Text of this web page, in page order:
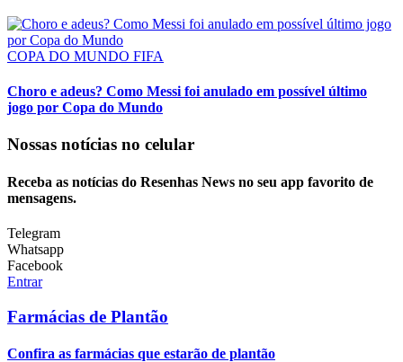
COPA DO MUNDO FIFA
Choro e adeus? Como Messi foi anulado em possível último
jogo por Copa do Mundo
Nossas notícias no celular
Receba as notícias do Resenhas News no seu app favorito de
mensagens.
Telegram
Whatsapp
Facebook
Entrar
Farmácias de Plantão
Confira as farmácias que estarão de plantão